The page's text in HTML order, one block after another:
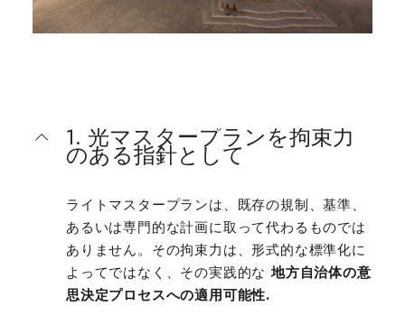
1. 光マスタープランを拘束力
のある指針として
ライトマスタープランは、既存の規制、基準、
あるいは専門的な計画に取って代わるものでは
ありません。その拘束力は、形式的な標準化に
よってではなく、その実践的な地方自治体の意
思決定プロセスへの適用可能性.